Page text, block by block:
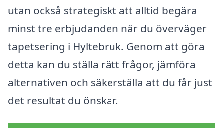
utan också strategiskt att alltid begära
minst tre erbjudanden när du överväger
tapetsering i Hyltebruk. Genom att göra
detta kan du ställa rätt frågor, jämföra
alternativen och säkerställa att du får just
det resultat du önskar.